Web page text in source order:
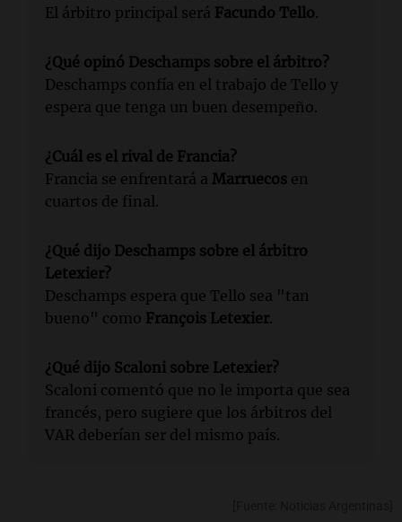
El árbitro principal será Facundo Tello.
¿Qué opinó Deschamps sobre el árbitro?
Deschamps confía en el trabajo de Tello y
espera que tenga un buen desempeño.
¿Cuál es el rival de Francia?
Francia se enfrentará a Marruecos en
cuartos de final.
¿Qué dijo Deschamps sobre el árbitro
Letexier?
Deschamps espera que Tello sea "tan
bueno" como François Letexier.
¿Qué dijo Scaloni sobre Letexier?
Scaloni comentó que no le importa que sea
francés, pero sugiere que los árbitros del
VAR deberían ser del mismo país.